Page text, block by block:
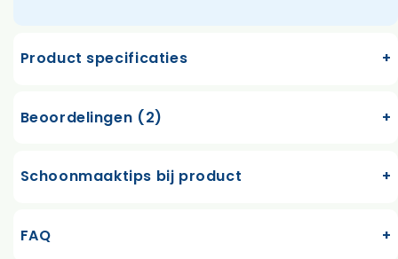
Product specificaties
Beoordelingen (2)
Schoonmaaktips bij product
FAQ